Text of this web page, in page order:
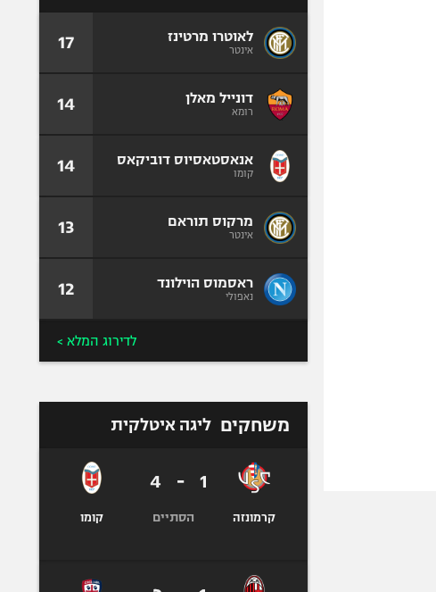
לאוטרו מרטינז
אינטר 17
דונייל מאלן
רומא 14
אנאסטאסיוס דוביקאס
קומו 14
מרקוס תוראם
אינטר 13
ראסמוס הוילונד
נאפולי 12
לדירוג המלא >
משחקים ליגה איטלקית
קרמונזה
1
-
4
הסתיים קומו